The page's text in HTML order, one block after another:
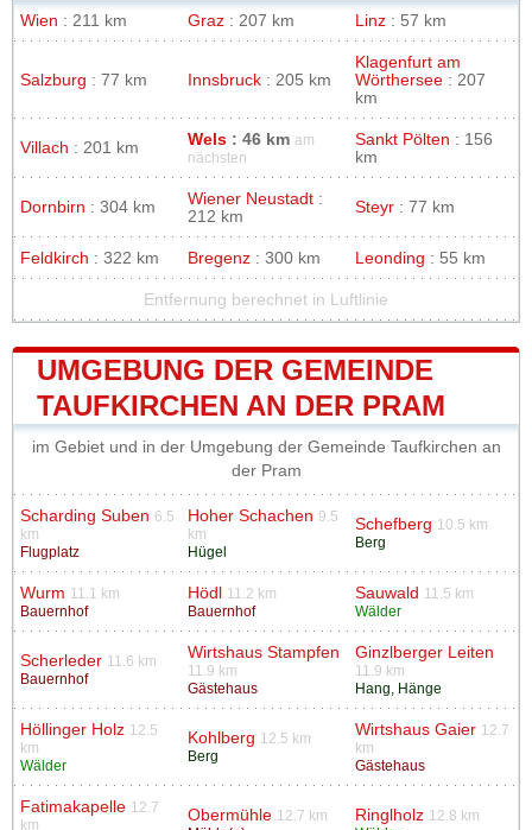
Wien : 211 km Graz : 207 km Linz : 57 km
Salzburg : 77 km Innsbruck : 205 km
Klagenfurt am
Wörthersee : 207
km
Villach : 201 km Wels : 46 km am
nächsten
Sankt Pölten : 156
km
Dornbirn : 304 km Wiener Neustadt :
212 km
Steyr : 77 km
Feldkirch : 322 km Bregenz : 300 km Leonding : 55 km
Entfernung berechnet in Luftlinie
UMGEBUNG DER GEMEINDE
TAUFKIRCHEN AN DER PRAM
im Gebiet und in der Umgebung der Gemeinde Taufkirchen an
der Pram
Scharding Suben 6.5
km
Flugplatz
Hoher Schachen 9.5
km
Hügel
Schefberg 10.5 km
Berg
Wurm 11.1 km
Bauernhof
Hödl
11.2 km
Bauernhof
Sauwald 11.5 km
Wälder
Scherleder 11.6 km
Bauernhof
Wirtshaus Stampfen
11.9 km
Gästehaus
Ginzlberger Leiten
11.9 km
Hang, Hänge
Höllinger Holz 12.5
km
Wälder
Kohlberg 12.5 km
Berg
Wirtshaus Gaier 12.7
km
Gästehaus
Fatimakapelle 12.7
km
Obermühle 12.7 km
Ringlholz 12.8 km